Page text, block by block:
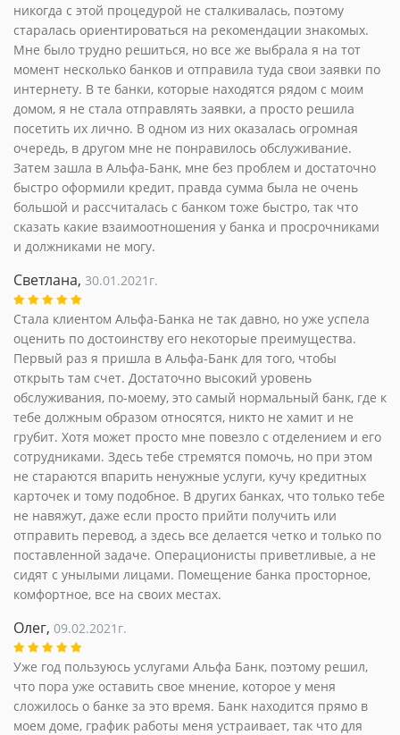
никогда с этой процедурой не сталкивалась, поэтому
старалась ориентироваться на рекомендации знакомых.
Мне было трудно решиться, но все же выбрала я на тот
момент несколько банков и отправила туда свои заявки по
интернету. В те банки, которые находятся рядом с моим
домом, я не стала отправлять заявки, а просто решила
посетить их лично. В одном из них оказалась огромная
очередь, в другом мне не понравилось обслуживание.
Затем зашла в Альфа-Банк, мне без проблем и достаточно
быстро оформили кредит, правда сумма была не очень
большой и рассчиталась с банком тоже быстро, так что
сказать какие взаимоотношения у банка и просрочниками
и должниками не могу.
Светлана, 30.01.2021г.
Стала клиентом Альфа-Банка не так давно, но уже успела
оценить по достоинству его некоторые преимущества.
Первый раз я пришла в Альфа-Банк для того, чтобы
открыть там счет. Достаточно высокий уровень
обслуживания, по-моему, это самый нормальный банк, где к
тебе должным образом относятся, никто не хамит и не
грубит. Хотя может просто мне повезло с отделением и его
сотрудниками. Здесь тебе стремятся помочь, но при этом
не стараются впарить ненужные услуги, кучу кредитных
карточек и тому подобное. В других банках, что только тебе
не навяжут, даже если просто прийти получить или
отправить перевод, а здесь все делается четко и только по
поставленной задаче. Операционисты приветливые, а не
сидят с унылыми лицами. Помещение банка просторное,
комфортное, все на своих местах.
Олег, 09.02.2021г.
Уже год пользуюсь услугами Альфа Банк, поэтому решил,
что пора уже оставить свое мнение, которое у меня
сложилось о банке за это время. Банк находится прямо в
моем доме, график работы меня устраивает, так что для